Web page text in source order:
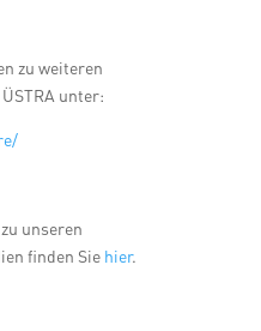
zu weiteren
unter:
unseren
finden Sie hier.